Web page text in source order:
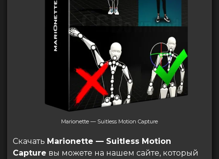
Marionette — Suitless Motion Capture
Скачать Marionette — Suitless Motion
Capture вы можете на нашем сайте, который